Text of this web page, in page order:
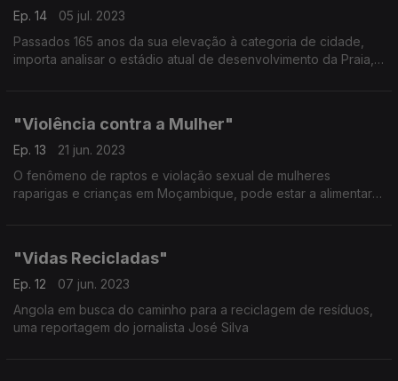
Ep. 14
05 jul. 2023
Passados 165 anos da sua elevação à categoria de cidade,
importa analisar o estádio atual de desenvolvimento da Praia,
"Violência contra a Mulher"
Ep. 13
21 jun. 2023
O fenômeno de raptos e violação sexual de mulheres
raparigas e crianças em Moçambique, pode estar a alimentar
"Vidas Recicladas"
Ep. 12
07 jun. 2023
Angola em busca do caminho para a reciclagem de resíduos,
uma reportagem do jornalista José Silva